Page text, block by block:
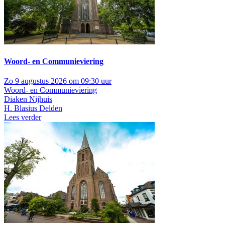
Woord- en Communieviering
Zo 9 augustus 2026 om 09:30 uur
Woord- en Communieviering
Diaken Nijhuis
H. Blasius Delden
Lees verder